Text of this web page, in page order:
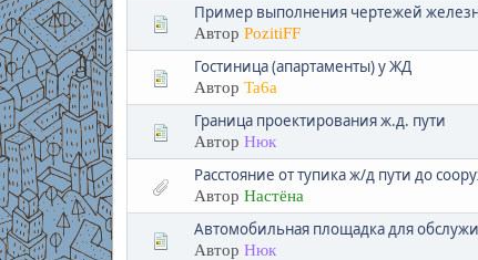
Пример выполнения чертежей
Автор PozitiFF
Гостиница (апартаменты) у ЖД
Автор Ta6a
Граница проектирования ж.д. пути
Автор Нюк
Расстояние от тупика ж/д пути до
Автор Настёна
Автомобильная площадка для
Автор Нюк